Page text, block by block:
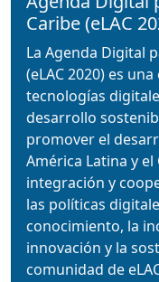
Caribe (eLAC
La Agenda Digital
(eLAC 2020) es
tecnologías
desarrollo
promover el
América Latina y
integración y
las políticas
conocimiento, la
innovación y la
comunidad de